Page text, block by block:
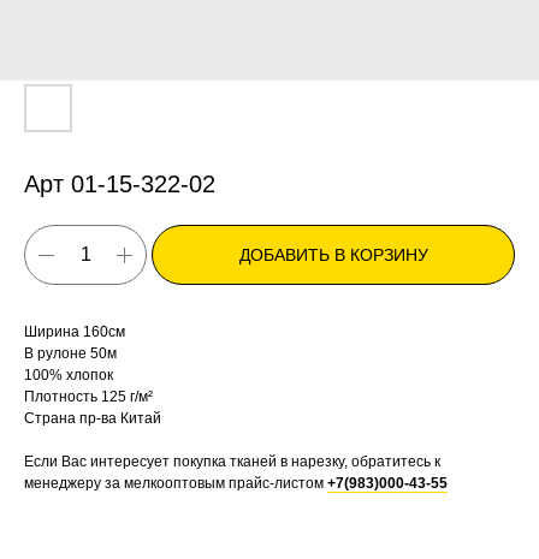
Арт 01-15-322-02
ДОБАВИТЬ В КОРЗИНУ
Ширина 160см
В рулоне 50м
100% хлопок
Плотность 125 г/м²
Страна пр-ва Китай
Если Вас интересует покупка тканей в нарезку, обратитесь к
менеджеру за мелкооптовым прайс-листом +7(983)000-43-55